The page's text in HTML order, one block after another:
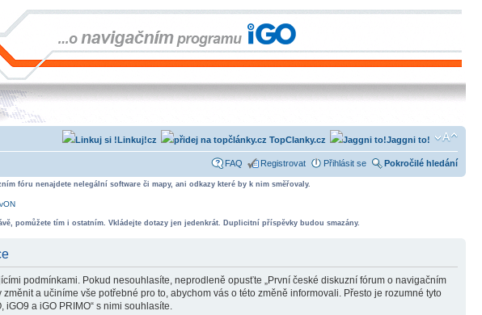
Jaggni to!
TopClanky.cz
Linkuj!cz
FAQ Registrovat Přihlásit se Pokročilé hledání
fóru nenajdete nelegální software či mapy, ani odkazy které by k nim směřovaly.
pomůžete tím i ostatním. Vkládejte dotazy jen jedenkrát. Duplicitní příspěvky budou smazány.
podmínkami. Pokud nesouhlasíte, neprodleně opusťte „První české diskuzní fórum o navigačním
a učiníme vše potřebné pro to, abychom vás o této změně informovali. Přesto je rozumné tyto
a iGO PRIMO“ s nimi souhlasíte.